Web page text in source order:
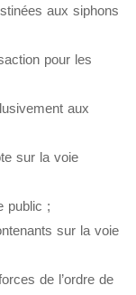
aux siphons
pour les
aux
sur la voie
public ;
sur la voie
de l’ordre de